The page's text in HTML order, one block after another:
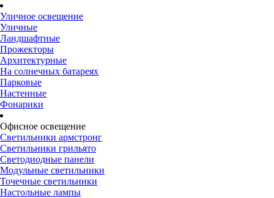
Уличное освещение
Уличные
Ландшафтные
Прожекторы
Архитектурные
На солнечных батареях
Парковые
Настенные
Фонарики
Офисное освещение
Светильники армстронг
Светильники грильято
Светодиодные панели
Модульные светильники
Точечные светильники
Настольные лампы